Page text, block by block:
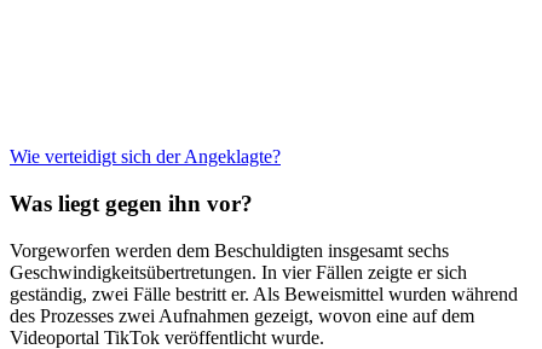
Wie verteidigt sich der Angeklagte?
Was liegt gegen ihn vor?
Vorgeworfen werden dem Beschuldigten insgesamt sechs
Geschwindigkeitsübertretungen. In vier Fällen zeigte er sich
geständig, zwei Fälle bestritt er. Als Beweismittel wurden während
des Prozesses zwei Aufnahmen gezeigt, wovon eine auf dem
Videoportal TikTok veröffentlicht wurde.